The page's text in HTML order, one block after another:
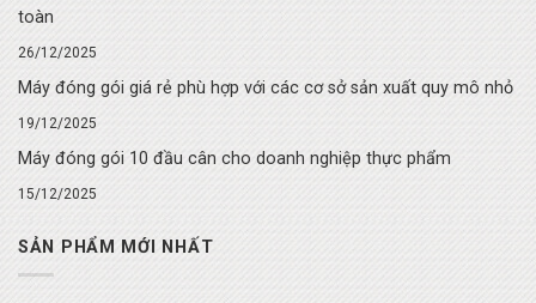
toàn
26/12/2025
Máy đóng gói giá rẻ phù hợp với các cơ sở sản xuất quy mô nhỏ
19/12/2025
Máy đóng gói 10 đầu cân cho doanh nghiệp thực phẩm
15/12/2025
SẢN PHẨM MỚI NHẤT